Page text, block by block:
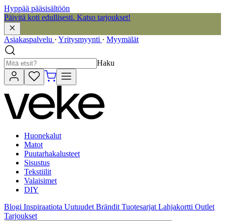
Hyppää pääsisältöön
Päivitä koti edullisesti. Katso tarjoukset!
Asiakaspalvelu · Yritysmyynti · Myymälät
Haku
Huonekalut
Matot
Puutarhakalusteet
Sisustus
Tekstiilit
Valaisimet
DIY
Blogi Inspiraatiota Uutuudet Brändit Tuotesarjat Lahjakortti Outlet
Tarjoukset